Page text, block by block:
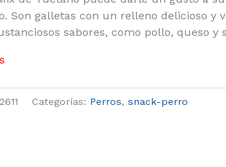
Son galletas con un relleno delicioso y
sabores, como pollo, queso y
Categorías: Perros, snack-perro